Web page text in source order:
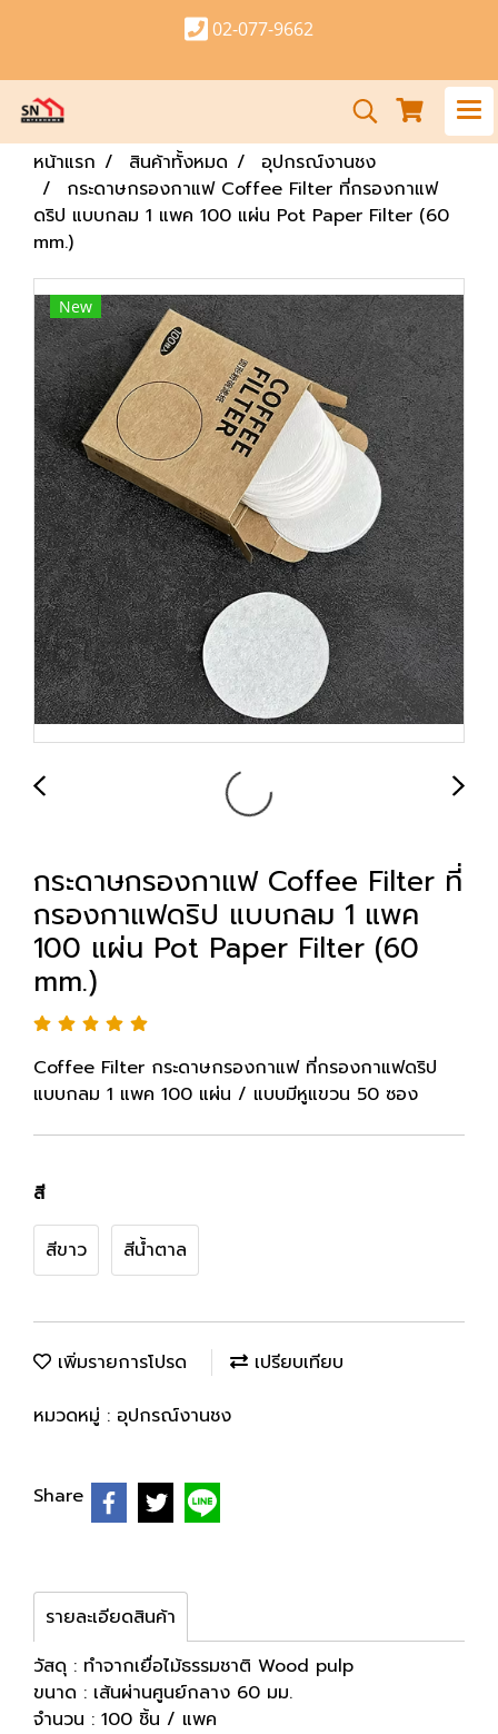
02-077-9662
หน้าแรก สินค้าทั้งหมด
อุปกรณ์งานชง
กระดาษกรองกาแฟ Coffee Filter ที่กรองกาแฟ
ดริป แบบกลม 1 แพค 100 แผ่น Pot Paper Filter (60
mm.)
New
กระดาษกรองกาแฟ Coffee Filter ที่
กรองกาแฟดริป แบบกลม 1 แพค
100 แผ่น Pot Paper Filter (60
mm.)
Coffee Filter กระดาษกรองกาแฟ ที่กรองกาแฟดริป
แบบกลม 1 แพค 100 แผ่น / แบบมีหูแขวน 50 ซอง
สี
สีขาว สีน้ำตาล
เพิ่มรายการโปรด
เปรียบเทียบ
หมวดหมู่ : อุปกรณ์งานชง
Share
รายละเอียดสินค้า
วัสดุ : ทำจากเยื่อไม้ธรรมชาติ Wood pulp
ขนาด : เส้นผ่านศูนย์กลาง 60 มม.
จำนวน : 100 ชิ้น / แพค